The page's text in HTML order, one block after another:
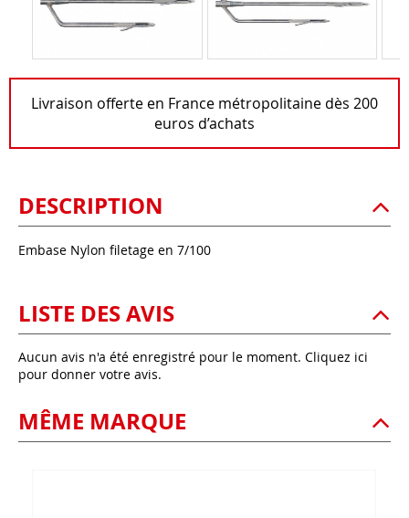
Livraison offerte en France métropolitaine dès 200
euros d’achats
DESCRIPTION
Embase Nylon filetage en 7/100
LISTE DES AVIS
Aucun avis n'a été enregistré pour le moment. Cliquez ici
pour donner votre avis.
MÊME MARQUE